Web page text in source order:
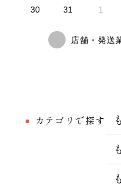
カテゴリで探す
30 31 1
店舗・発送